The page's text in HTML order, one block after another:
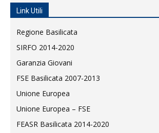
Link Utili
Regione Basilicata
SIRFO 2014-2020
Garanzia Giovani
FSE Basilicata 2007-2013
Unione Europea
Unione Europea – FSE
FEASR Basilicata 2014-2020